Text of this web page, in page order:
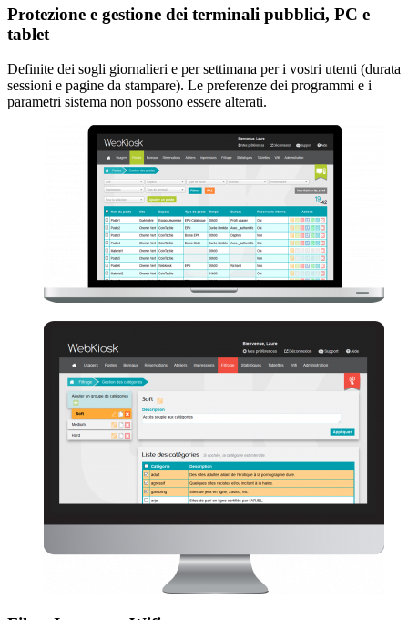
Protezione e gestione dei terminali pubblici, PC e
tablet
Definite dei sogli giornalieri e per settimana per i vostri utenti (durata
sessioni e pagine da stampare). Le preferenze dei programmi e i
parametri sistema non possono essere alterati.